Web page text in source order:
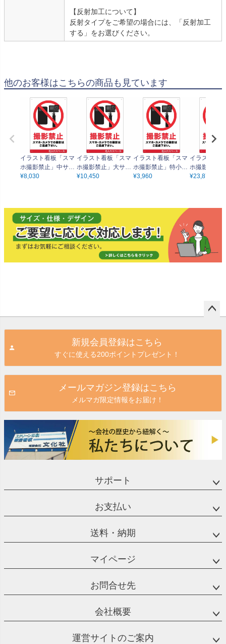
【反射加工について】
反射タイプをご希望の場合には、「反射加工
する」をお選びください。
他のお客様はこちらの商品も見ています
イラスト看板「スマ
ホ撮影禁止」中サイ
ズ（60cm×40cm）
¥8,030
イラスト看板「スマ
ホ撮影禁止」大サイ
ズ（90cm×60cm）
¥10,450
イラスト看板「スマ
ホ撮影禁止」特小サ
イズ（30cm×20c
¥3,960
イラスト看
ホ撮影禁止
イズ（
¥23,870
新規会員登録はこちら
すぐに使える200ポイントプレゼント！
メールマガジン登録はこちら
メルマガ限定情報をお届け！
サポート
お支払い
送料・納期
マイページ
お問合せ先
会社概要
運営サイトのご案内